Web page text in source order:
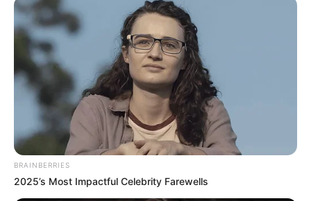
BRAINBERRIES
2025’s Most Impactful Celebrity Farewells